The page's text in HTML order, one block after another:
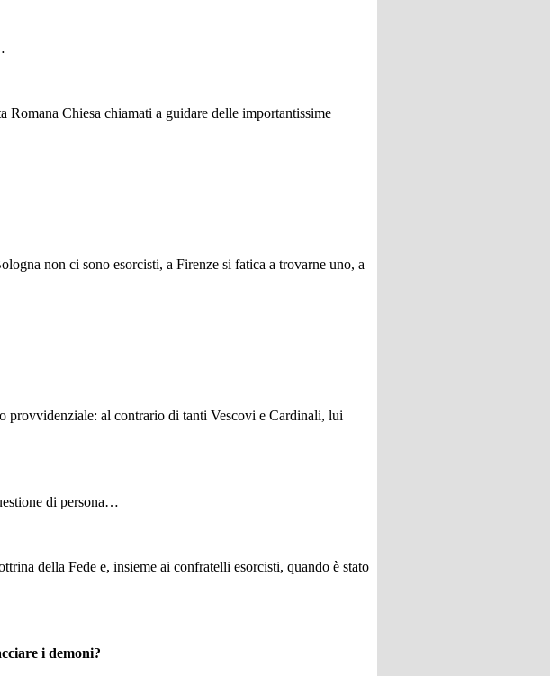
Chiesa chiamati a guidare delle importantissime
non ci sono esorcisti, a Firenze si fatica a trovarne uno, a
provvidenziale: al contrario di tanti Vescovi e Cardinali, lui
di persona…
della Fede e, insieme ai confratelli esorcisti, quando è stato
i demoni?